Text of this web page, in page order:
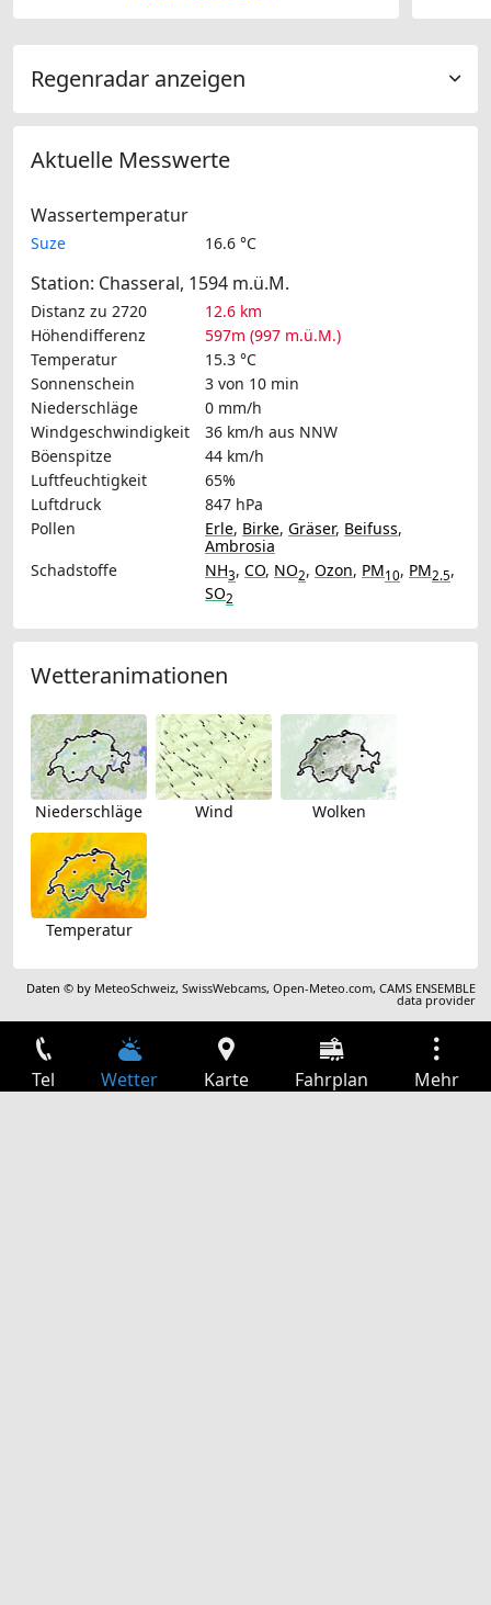
Regenradar anzeigen
Aktuelle Messwerte
Wassertemperatur
Suze 16.6 °C
Station: Chasseral, 1594 m.ü.M.
Distanz zu 2720
12.6 km
Höhendifferenz
597m (997 m.ü.M.)
Temperatur
15.3 °C
Sonnenschein
3 von 10 min
Niederschläge
0 mm/h
Windgeschwindigkeit
36 km/h aus NNW
Böenspitze
44 km/h
Luftfeuchtigkeit
65%
Luftdruck
847 hPa
Pollen
Erle, Birke, Gräser, Beifuss,
Ambrosia
Schadstoffe
NH3, CO, NO2, Ozon, PM10, PM2.5,
SO2
Wetteranimationen
Niederschläge Wind Wolken
Temperatur
Daten © by MeteoSchweiz,SwissWebcams,Open-Meteo.com,CAMS ENSEMBLE
data provider
Tel Wetter Karte Fahrplan Mehr